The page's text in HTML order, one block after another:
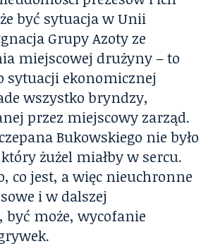
być sytuacja w Unii
Grupy Azoty ze
miejscowej drużyny – to
sytuacji ekonomicznej
wszystko bryndzy,
przez miejscowy zarząd.
Bukowskiego nie było
żużel miałby w sercu.
co jest, a więc nieuchronne
i w dalszej
być może, wycofanie